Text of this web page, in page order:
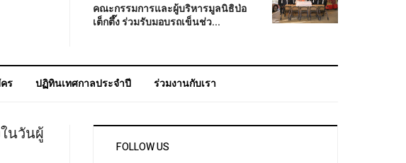
คณะกรรมการและผู้บริหารมูลนิธิป่อ
เต็กตึ๊ง ร่วมรับมอบรถเข็นช่ว...
ร ปฏิทินเทศกาลประจำปี ร่วมงานกับเรา
นวันผู้
FOLLOW US